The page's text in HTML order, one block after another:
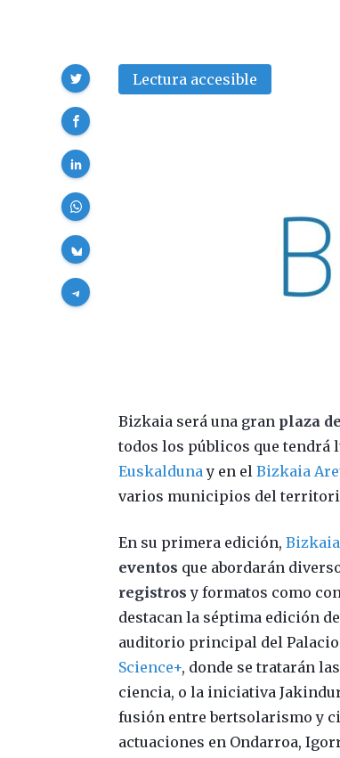
Lectura accesible
Bizkaia será una gran plaza
todos los públicos que tendrá
Euskaldunay en elBizkaia
varios municipios del
En su primera edición,
eventos que abordarán
registros y formatos como
destacan la séptima edición
auditorio principal del
Science+, donde se tratarán
ciencia, o la iniciativa
fusión entre bertsolarismo y
actuaciones en Ondarroa,
Compartir